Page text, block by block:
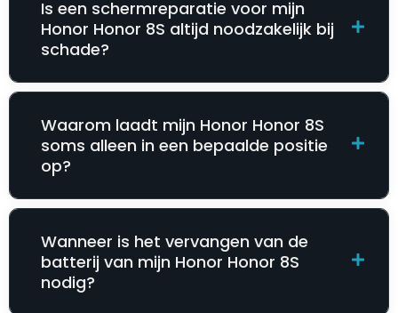
Is een schermreparatie voor mijn
Honor Honor 8S altijd noodzakelijk bij
schade?
Waarom laadt mijn Honor Honor 8S
soms alleen in een bepaalde positie
op?
Wanneer is het vervangen van de
batterij van mijn Honor Honor 8S
nodig?